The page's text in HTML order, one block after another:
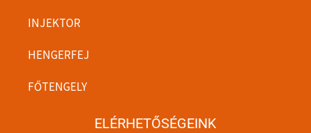
INJEKTOR
HENGERFEJ
FŐTENGELY
ELÉRHETŐSÉGEINK